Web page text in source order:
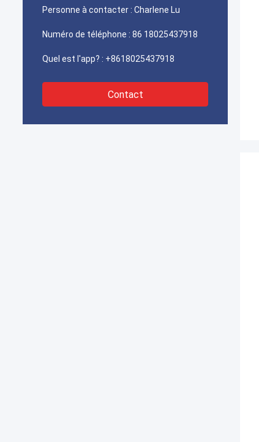
Personne à contacter : Charlene Lu
Numéro de téléphone : 86 18025437918
Quel est l'app? : +8618025437918
Contact